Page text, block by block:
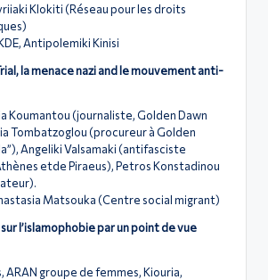
Klokiti (Réseau pour les droits
Antipolemiki Kinisi
la menace nazi and le mouvement anti-
Koumantou (journaliste, Golden Dawn
Tombatzoglou (procureur à Golden
Angeliki Valsamaki (antifasciste
etde Piraeus), Petros Konstadinou
Matsouka (Centre social migrant)
l’islamophobie par un point de vue
ARAN groupe de femmes, Kiouria,